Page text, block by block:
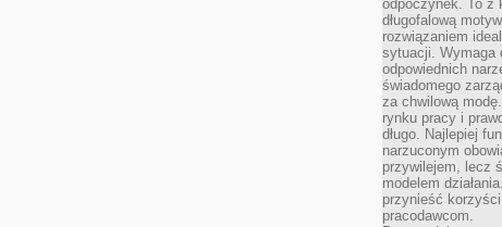
odpoczynek. To z
długofalową
rozwiązaniem
sytuacji. Wymaga
odpowiednich
świadomego
za chwilową
rynku pracy i
długo. Najlepiej
narzuconym
przywilejem, lecz
modelem
przynieść
pracodawcom.